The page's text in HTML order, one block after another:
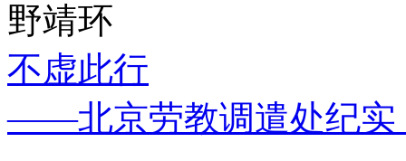
野靖环
不虚此行
——北京劳教调遣处纪实